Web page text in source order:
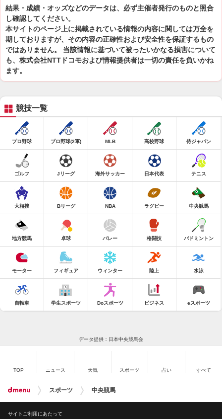
結果・成績・オッズなどのデータは、必ず主催者発行のものと照合
し確認してください。
本サイトのページ上に掲載されている情報の内容に関しては万全を
期しておりますが、その内容の正確性および安全性を保証するもの
ではありません。 当該情報に基づいて被ったいかなる損害について
も、株式会社NTTドコモおよび情報提供者は一切の責任を負いかね
ます。
競技一覧
プロ野球 プロ野球(2軍) MLB 高校野球 侍ジャパン
ゴルフ Jリーグ 海外サッカー 日本代表 テニス
大相撲 Bリーグ NBA ラグビー 中央競馬
地方競馬 卓球 バレー 格闘技 バドミントン
モーター フィギュア ウィンター 陸上 水泳
自転車 学生スポーツ Doスポーツ ビジネス eスポーツ
データ提供：日本中央競馬会
TOP ニュース 天気 スポーツ 占い すべて
スポーツ 中央競馬
サイトご利用にあたって